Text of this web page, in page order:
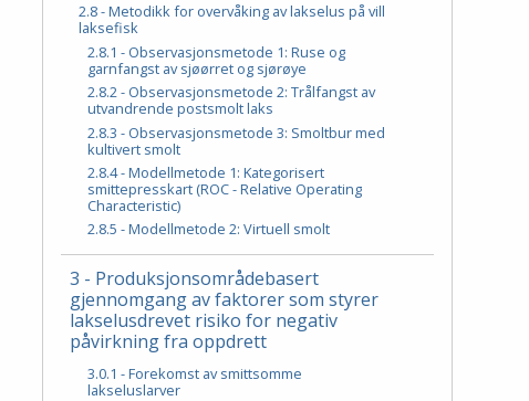
2.8 - Metodikk for overvåking av lakselus på vill
laksefisk
2.8.1 - Observasjonsmetode 1: Ruse og
garnfangst av sjøørret og sjørøye
2.8.2 - Observasjonsmetode 2: Trålfangst av
utvandrende postsmolt laks
2.8.3 - Observasjonsmetode 3: Smoltbur med
kultivert smolt
2.8.4 - Modellmetode 1: Kategorisert
smittepresskart (ROC - Relative Operating
Characteristic)
2.8.5 - Modellmetode 2: Virtuell smolt
3 - Produksjonsområdebasert
gjennomgang av faktorer som styrer
lakselusdrevet risiko for negativ
påvirkning fra oppdrett
3.0.1 - Forekomst av smittsomme
lakseluslarver